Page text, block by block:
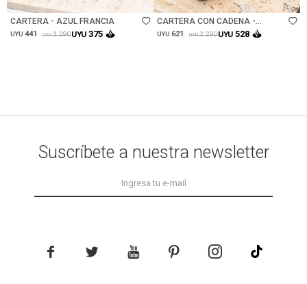
CARTERA - AZUL FRANCIA
UYU 441 UYU 3.290UYU 375
CARTERA CON CADENA -
TERRACOTA
UYU 621 UYU 2.290UYU 528
Suscríbete a nuestra newsletter
    